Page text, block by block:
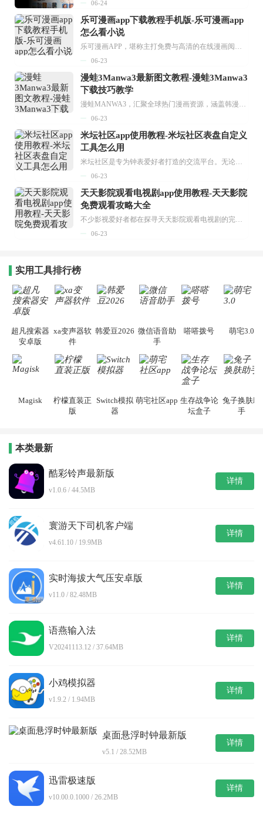
06-24
乐可漫画app下载教程手机版-乐可漫画app
怎么看小说
乐可漫画APP，堪称主打免费与高清的在线漫画阅读神器。其官方版提供海量完整版漫画资源，无论是国内漫画，还是日漫、韩漫、台漫、美漫等国外漫画，应有尽有，随时供你阅读。只需轻点一下，便能直接进入阅读界面。不仅如此，乐可漫画最新版本更新速度极快，在这里，你总能抢先看到全网一手漫画章节内容！...
06-23
漫蛙3Manwa3最新图文教程-漫蛙3Manwa3
下载技巧教学
漫蛙MANWA3，汇聚全球热门漫画资源，涵盖韩漫、欧美漫画、国漫等多种类型，题材丰富多样，全方位满足用户阅读喜好。它不仅是阅读平台，更是创作平台，为广大用户打造零门槛创作环境。...
06-23
米坛社区app使用教程-米坛社区表盘自定义
工具怎么用
米坛社区是专为钟表爱好者打造的交流平台。无论你是初涉钟表领域的普通爱好者，还是拥有多年收藏经验的资深玩家，都能在此找到属于自己的天地。 无需注册，就能轻松参与其中。通过专业的讨论论坛与丰富的交互功能，你可与世界各地的钟表爱好者畅快交流。若你钟情于钟表，米坛社区无疑是值得一试的理想之选。在这里，你能获取最新的手表资讯，交流见解，提升鉴赏品味，让每一块手表都成为收藏故事中重要的一部分。感兴趣的朋友，不要错过下载机会。...
06-23
天天影院观看电视剧app使用教程-天天影院
免费观看攻略大全
不少影视爱好者都在探寻天天影院观看电视剧的完整方法，结合最新平台使用规则，本篇新手入门攻略全面讲解观看渠道、检索流程、播放设置以及画面模式调整等实用内容。全文适配手机、电脑等主流设备，步骤简洁易懂，无论是初次使用的新手，还是想要优化观影体验的用户，都能参照内容快速上手，熟练掌握平台各项操作技巧，轻松畅享影视内容。...
06-23
实用工具排行榜
超凡搜索器
安卓版
xa变声器软
件
韩爱豆2026 微信语音助
手
嗒嗒拨号 萌宅3.0
Magisk
柠檬直装正
版
Switch模拟
器
萌宅社区app 生存战争论
坛盒子
兔子换肤助
手
本类最新
酷彩铃声最新版
v1.0.6 / 44.5MB
详情
寰游天下司机客户端
v4.61.10 / 19.9MB
详情
实时海拔大气压安卓版
v11.0 / 82.48MB
详情
语燕输入法
V20241113.12 / 37.64MB
详情
小鸡模拟器
v1.9.2 / 1.94MB
详情
桌面悬浮时钟最新版
v5.1 / 28.52MB
详情
迅雷极速版
v10.00.0.1000 / 26.2MB
详情